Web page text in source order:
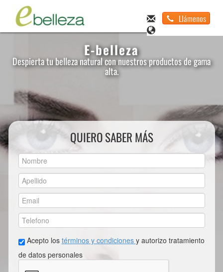
Llámenos
E-belleza
Despierta tu belleza natural con nuestros productos de gama
alta.
QUIERO SABER MÁS
Acepto los términos y condiciones y autorizo tratamiento
de datos personales